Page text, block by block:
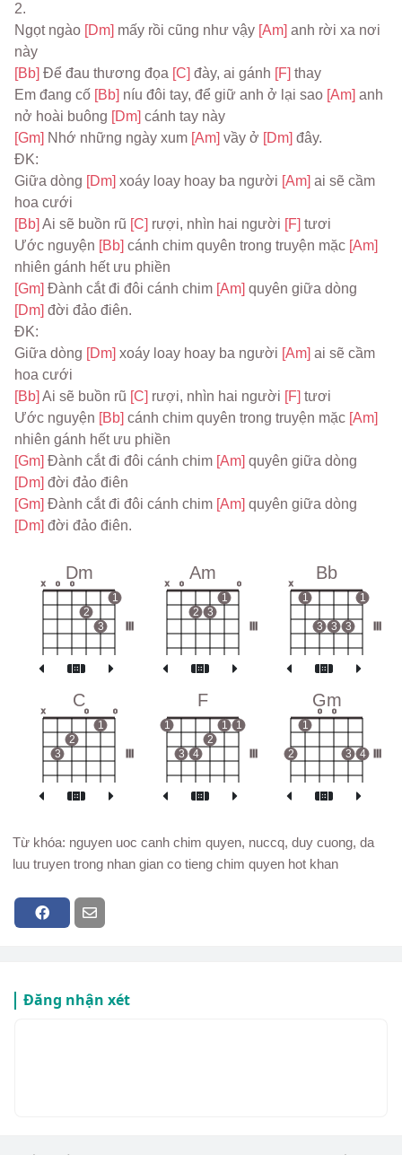
2.
Ngọt ngào [Dm] mấy rồi cũng như vậy [Am] anh rời xa nơi
này
[Bb] Để đau thương đọa [C] đày, ai gánh [F] thay
Em đang cố [Bb] níu đôi tay, để giữ anh ở lại sao [Am] anh
nở hoài buông [Dm] cánh tay này
[Gm] Nhớ những ngày xum [Am] vầy ở [Dm] đây.
ĐK:
Giữa dòng [Dm] xoáy loay hoay ba người [Am] ai sẽ cầm
hoa cưới
[Bb] Ai sẽ buồn rũ [C] rượi, nhìn hai người [F] tươi
Ước nguyện [Bb] cánh chim quyên trong truyện mặc
nhiên gánh hết ưu phiền
[Gm] Đành cắt đi đôi cánh chim [Am]
[Dm] đời đảo điên.
ĐK:
Giữa dòng [Dm] xoáy loay hoay ba người [Am] ai sẽ cầm
hoa cưới
[Bb] Ai sẽ buồn rũ [C] rượi, nhìn hai người [F] tươi
Ước nguyện [Bb] cánh chim quyên trong truyện mặc
nhiên gánh hết ưu phiền
[Gm] Đành cắt đi đôi cánh chim [Am]
[Dm] đời đảo điên
[Gm] Đành cắt đi đôi cánh chim [Am]
[Dm] đời đảo điên.
Dm
x o o
2
3
1
Am
x o
2 3
1
o
Bb
x
1
3 3 3
1
C
x
3
2
o
1
o
F
1
3 4
2
1 1
Gm
2
1
o o
3 4
Từ khóa: nguyen uoc canh chim quyen, nuccq, duy cuong, da
luu truyen trong nhan gian co tieng chim quyen hot khan
Đăng nhận xét